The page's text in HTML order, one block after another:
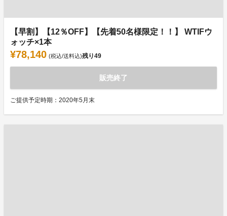
【早割】【12％OFF】【先着50名様限定！！】 WTIFウ
ォッチ×1本
¥78,140 (税込/送料込)残り49
販売終了
ご提供予定時期：2020年5月末